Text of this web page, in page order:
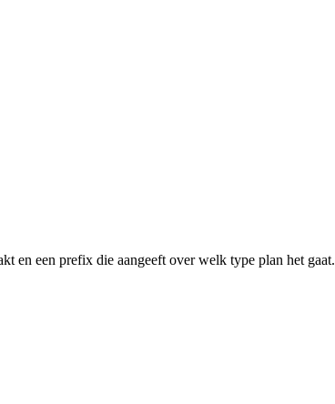
en een prefix die aangeeft over welk type plan het gaat.